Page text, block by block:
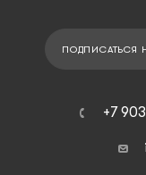
ПОДПИСАТЬСЯ
+7